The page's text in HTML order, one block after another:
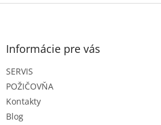
Z
Informácie pre vás
SERVIS
POŽIČOVŇA
Kontakty
Blog